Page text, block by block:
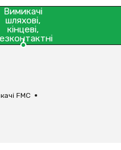
Вимикачі
шляхові,
кінцеві,
FMC